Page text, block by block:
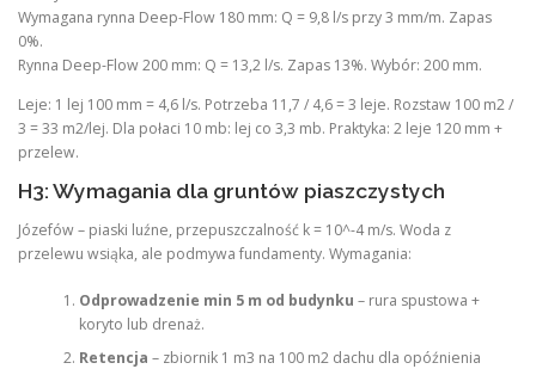
Wymagana rynna Deep-Flow 180 mm: Q = 9,8 l/s przy 3 mm/m. Zapas
0%.
Rynna Deep-Flow 200 mm: Q = 13,2 l/s. Zapas 13%. Wybór: 200 mm.
Leje: 1 lej 100 mm = 4,6 l/s. Potrzeba 11,7 / 4,6 = 3 leje. Rozstaw 100 m2 /
3 = 33 m2/lej. Dla połaci 10 mb: lej co 3,3 mb. Praktyka: 2 leje 120 mm +
przelew.
H3: Wymagania dla gruntów piaszczystych
Józefów – piaski luźne, przepuszczalność k = 10^-4 m/s. Woda z
przelewu wsiąka, ale podmywa fundamenty. Wymagania:
Odprowadzenie min 5 m od budynku – rura spustowa +
koryto lub drenaż.
Retencja – zbiornik 1 m3 na 100 m2 dachu dla opóźnienia